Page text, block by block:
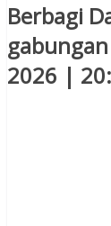
Berbagi
2026 |